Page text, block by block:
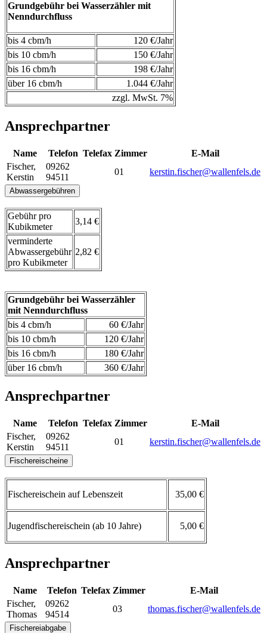
Grundgebühr bei Wasserzähler mit
Nenndurchfluss
bis 4 cbm/h
120 €/Jahr
bis 10 cbm/h
150 €/Jahr
bis 16 cbm/h
198 €/Jahr
über 16 cbm/h
1.044 €/Jahr
zzgl. MwSt. 7%
Ansprechpartner
Name Telefon Telefax Zimmer
E-Mail
Fischer,
Kerstin
09262
94511
01 kerstin.fischer@wallenfels.de
Abwassergebühren
Gebühr pro
Kubikmeter
3,14 €
verminderte
Abwassergebühr
pro Kubikmeter
2,82 €
Grundgebühr bei Wasserzähler
mit Nenndurchfluss
bis 4 cbm/h
60 €/Jahr
bis 10 cbm/h
120 €/Jahr
bis 16 cbm/h
180 €/Jahr
über 16 cbm/h
360 €/Jahr
Ansprechpartner
Name Telefon Telefax Zimmer
E-Mail
Fischer,
Kerstin
09262
94511
01 kerstin.fischer@wallenfels.de
Fischereischeine
Fischereischein auf Lebenszeit 35,00 €
Jugendfischereischein (ab 10 Jahre) 5,00 €
Ansprechpartner
Name Telefon Telefax Zimmer
E-Mail
Fischer,
Thomas
09262
94514
03 thomas.fischer@wallenfels.de
Fischereiabgabe